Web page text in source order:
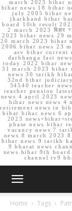
march 2023 bihar
bihar news 18 bihar
july 2005 bihar
jharkhand bihar
board 10th result
2 march 2023 बिहार
2023 bihar news 29
20 march 2023 bihar
2006 bihar news 23
asv bihar current
darbhanga fast
today 2022 bihar
31 march 2023 bihar
news 30 tarikh
32nd bihar
34540 teacher
teacher pension
news 4 april 2023
bihar news news 4
retirement news in
bihar bihar news 6
2023
phase news bihar
vacancy news 7
news 8 march 2023
bihar news 9 tarikh ka
9 bharat news
news bihar 9th
channel tv9
Home Tags